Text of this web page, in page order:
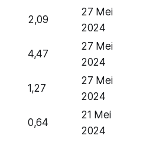
2,09
27 Mei
2024
4,47
27 Mei
2024
1,27
27 Mei
2024
0,64
21 Mei
2024